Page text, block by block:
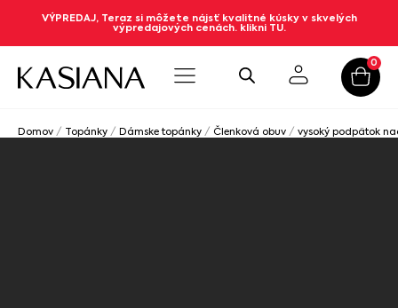
VÝPREDAJ, Teraz si môžete nájsť kvalitné kúsky v skvelých
výpredajových cenách. klikni TU.
0
Domov / Topánky / Dámske topánky / Členková obuv / vysoký podpätok